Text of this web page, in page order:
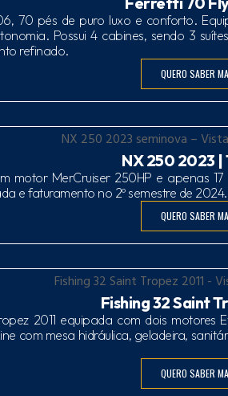
70 pés de puro luxo e conforto.
Possui 4 cabines, sendo 3
refinado.
QUERO SABER
NX 250 2023 |
motor MerCruiser 250HP e apenas
e faturamento no 2º semestre de 2024.
QUERO SABER
Fishing 32 Saint
2011 equipada com dois motores
com mesa hidráulica, geladeira,
QUERO SABER